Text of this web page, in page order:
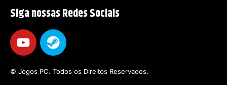
Siga nossas Redes Sociais
© Jogos PC. Todos os Direitos Reservados.